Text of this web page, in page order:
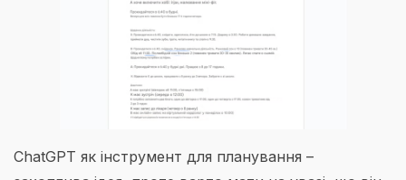
ChatGPT як інструмент для планування –